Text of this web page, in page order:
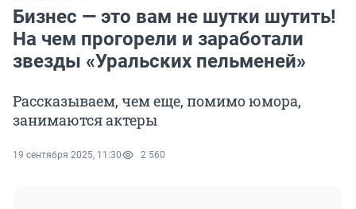
Бизнес — это вам не шутки шутить!
На чем прогорели и заработали
звезды «Уральских пельменей»
Рассказываем, чем еще, помимо юмора,
занимаются актеры
19 сентября 2025, 11:30 2 560